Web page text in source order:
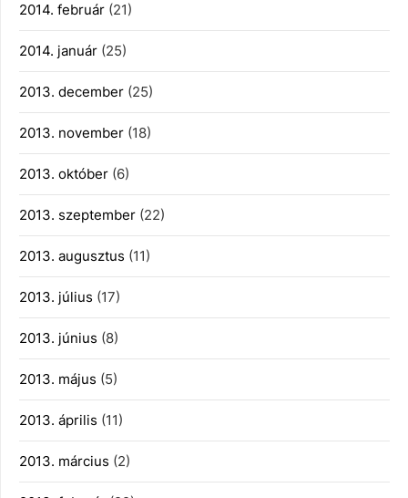
2014. február (21)
2014. január (25)
2013. december (25)
2013. november (18)
2013. október (6)
2013. szeptember (22)
2013. augusztus (11)
2013. július (17)
2013. június (8)
2013. május (5)
2013. április (11)
2013. március (2)